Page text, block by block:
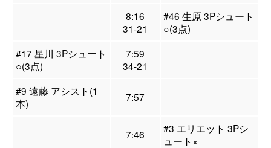
8:16
31-21
#46 生原 3Pシュート
○(3点)
#17 星川 3Pシュート
○(3点)
7:59
34-21
#9 遠藤 アシスト(1
本)
7:57
7:46
#3 エリエット 3Pシ
ュート×